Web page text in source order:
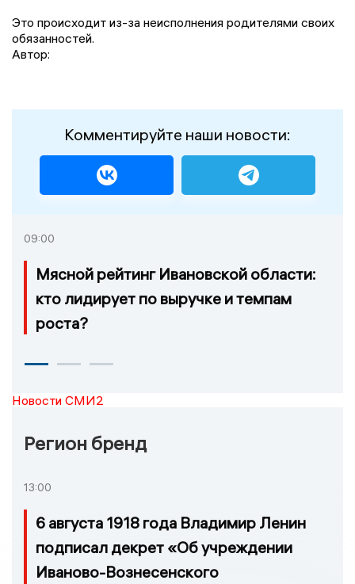
Это происходит из-за неисполнения родителями своих
обязанностей.
Автор:
Комментируйте наши новости:
09:00
Мясной рейтинг Ивановской области:
кто лидирует по выручке и темпам
роста?
Новости СМИ2
Регион бренд
13:00
6 августа 1918 года Владимир Ленин
подписал декрет «Об учреждении
Иваново-Вознесенского